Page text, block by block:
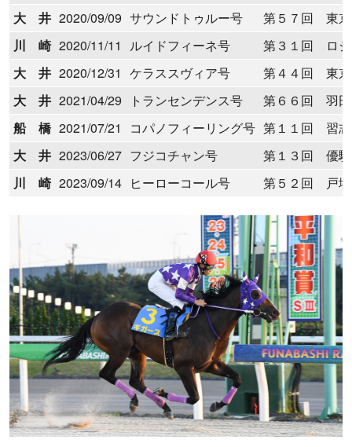
大 井 2020/09/09 サウンドトゥルー号
第５７回 東京
川 崎 2020/11/11 ルイドフィーネ号
第３１回 ロジ
大 井 2020/12/31 ケラススヴィア号
第４４回 東京
大 井 2021/04/29 トランセンデンス号
第６６回 羽田
船 橋 2021/07/21 コパノフィーリング号 第１１回 習志
大 井 2023/06/27 フジコチャン号
第１３回 優駿
川 崎 2023/09/14 ヒーローコール号 第５２回 戸塚